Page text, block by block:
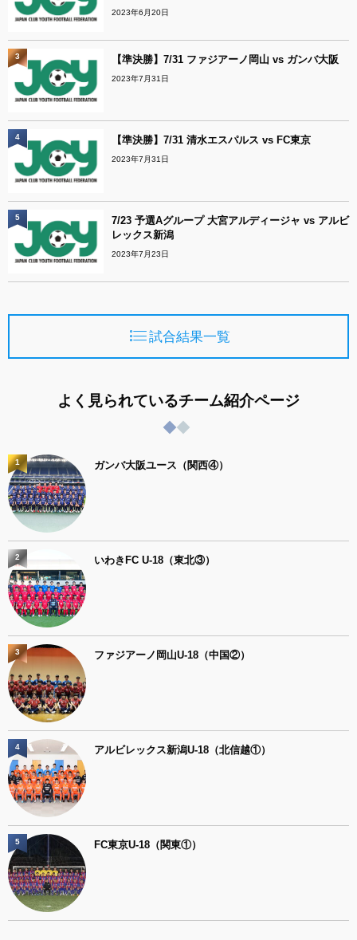
2023年6月20日
【準決勝】7/31 ファジアーノ岡山 vs ガンバ大阪
2023年7月31日
3
【準決勝】7/31 清水エスパルス vs FC東京
2023年7月31日
4
7/23 予選Aグループ 大宮アルディージャ vs アルビ
レックス新潟
2023年7月23日
5
試合結果一覧
よく見られているチーム紹介ページ
ガンバ大阪ユース（関西④）
1
いわきFC U-18（東北③）
2
ファジアーノ岡山U-18（中国②）
3
アルビレックス新潟U-18（北信越①）
4
FC東京U-18（関東①）
5